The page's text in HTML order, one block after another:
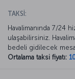
TAKSİ:
Havalimanında 7/24
ulaşabilirsiniz.
bedeli gidilecek
Ortalama taksi fiyatı: